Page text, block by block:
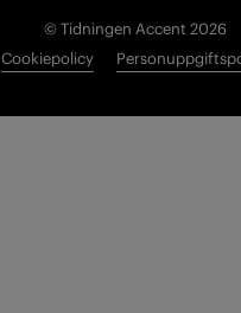
© Tidningen Accent 2026
Cookiepolicy